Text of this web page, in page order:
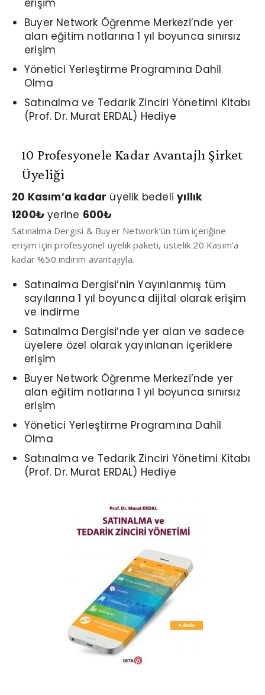
erişim
Buyer Network Öğrenme Merkezi’nde yer
alan eğitim notlarına 1 yıl boyunca sınırsız
erişim
Yönetici Yerleştirme Programına Dahil
Olma
Satınalma ve Tedarik Zinciri Yönetimi Kitabı
(Prof. Dr. Murat ERDAL) Hediye
10 Profesyonele Kadar Avantajlı Şirket
Üyeliği
20 Kasım’a kadar üyelik bedeliyıllık
1200₺ yerine 600₺
Satınalma Dergisi & Buyer Network’ün tüm içeriğine
erişim için profesyonel üyelik paketi, üstelik 20 Kasım’a
kadar %50 indirim avantajıyla.
Satınalma Dergisi’nin Yayınlanmış tüm
sayılarına 1 yıl boyunca dijital olarak erişim
ve indirme
Satınalma Dergisi’nde yer alan ve sadece
üyelere özel olarak yayınlanan içeriklere
erişim
Buyer Network Öğrenme Merkezi’nde yer
alan eğitim notlarına 1 yıl boyunca sınırsız
erişim
Yönetici Yerleştirme Programına Dahil
Olma
Satınalma ve Tedarik Zinciri Yönetimi Kitabı
(Prof. Dr. Murat ERDAL) Hediye